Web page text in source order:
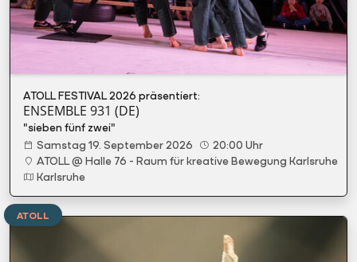
ATOLL FESTIVAL 2026 präsentiert:
ENSEMBLE 931 (DE)
"sieben fünf zwei"
Samstag 19. September 2026
20:00 Uhr
ATOLL @ Halle 76 - Raum für kreative Bewegung Karlsruhe
Karlsruhe
ATOLL